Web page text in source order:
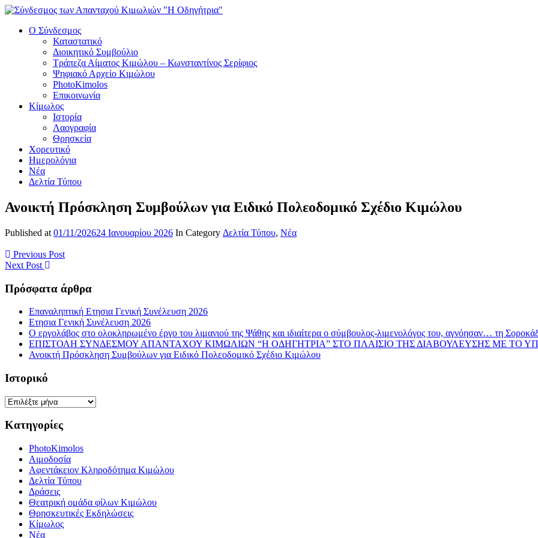
Ο Σύνδεσμος
Καταστατικό
Διοικητικό Συμβούλιο
Τράπεζα Αίματος Κιμώλου – Κωνσταντίνος Σερίφιος
Ψηφιακό Αρχείο Κιμώλου
PhotoKimolos
Επικοινωνία
Κίμωλος
Ιστορία
Λαογραφία
Θρησκεία
Χορευτικό
Ημερολόγια
Νέα
Δελτία Τύπου
Ανοικτή Πρόσκληση Συμβούλων για Ειδικό Πολεοδομικό Σχέδιο Κιμώλου
Published at 01/11/202624 Ιανουαρίου 2026 In Category Δελτία Τύπου, Νέα
Previous Post
Next Post
Πρόσφατα άρθρα
Επαναληπτική Ετησια Γενική Συνέλευση 2026
Ετησια Γενική Συνέλευση 2026
Ο εργολάβος στο ολοκληρωμένο έργο του λιμανιού της Ψάθης και ιδιαίτερα ο σύμβουλος-λιμενολόγος του, αγνόησαν… τη
ΕΠΙΣΤΟΛΗ ΣΥΝΔΕΣΜΟΥ ΑΠΑΝΤΑΧΟΥ ΚΙΜΩΛΙΩΝ “Η ΟΔΗΓΗΤΡΙΑ” ΣΤΟ ΠΛΑΙΣΙΟ ΤΗΣ ΔΙΑΒΟΥΛΕΥΣΗΣ ΜΕ ΤΟ
Ανοικτή Πρόσκληση Συμβούλων για Ειδικό Πολεοδομικό Σχέδιο Κιμώλου
Ιστορικό
Ιστορικό
Κατηγορίες
PhotoKimolos
Αιμοδοσία
Αφεντάκειον Κληροδότημα Κιμώλου
Δελτία Τύπου
Δράσεις
Θεατρική ομάδα φίλων Κιμώλου
Θρησκευτικές Εκδηλώσεις
Κίμωλος
Νέα